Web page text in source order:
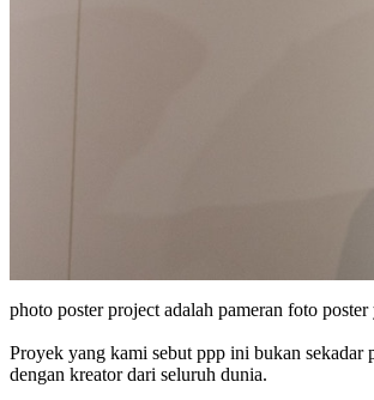
photo poster project adalah pameran foto
Proyek yang kami sebut ppp ini bukan sekadar
dengan kreator dari seluruh dunia.